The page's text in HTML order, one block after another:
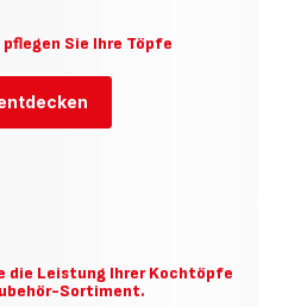
Sie Ihre Töpfe
die Leistung Ihrer Kochtöpfe
Sortiment.